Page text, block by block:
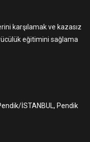
karşılamak ve kazasız
eğitimini sağlama
İSTANBUL, Pendik